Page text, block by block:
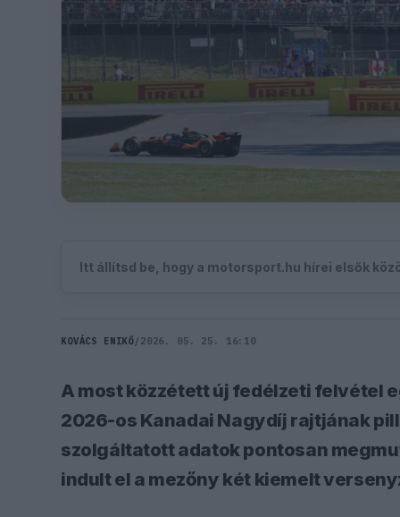
Itt állítsd be, hogy a motorsport.hu hírei elsők
KOVÁCS ENIKŐ/ 2026. 05. 25. 16:10
A most közzétett új fedélzeti felvétel
2026-os Kanadai Nagydíj rajtjának
szolgáltatott adatok pontosan
indult el a mezőny két kiemelt